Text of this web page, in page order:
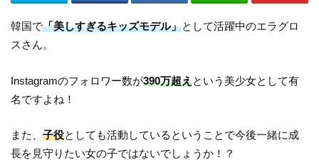
韓国で「美しすぎるキッズモデル」として活躍中のエラグロ
スさん。
Instagramのフォロワー数が390万超えという美少女として有
名ですよね！
また、子役としても活動しているということで今後一緒に成
長を見守りたい女の子ではないでしょうか！？